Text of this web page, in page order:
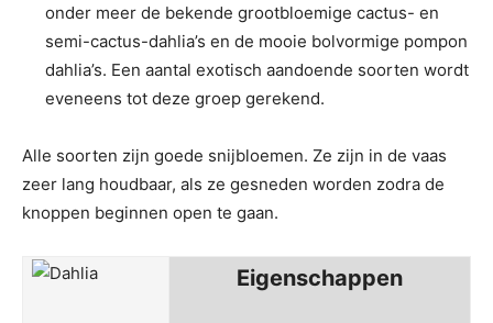
onder meer de bekende grootbloemige cactus- en
semi-cactus-dahlia’s en de mooie bolvormige pompon
dahlia’s. Een aantal exotisch aandoende soorten wordt
eveneens tot deze groep gerekend.
Alle soorten zijn goede snijbloemen. Ze zijn in de vaas
zeer lang houdbaar, als ze gesneden worden zodra de
knoppen beginnen open te gaan.
Eigenschappen